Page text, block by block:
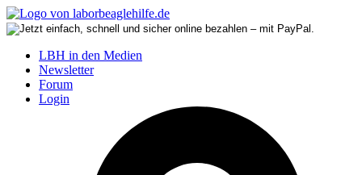
LBH in den Medien
Newsletter
Forum
Login